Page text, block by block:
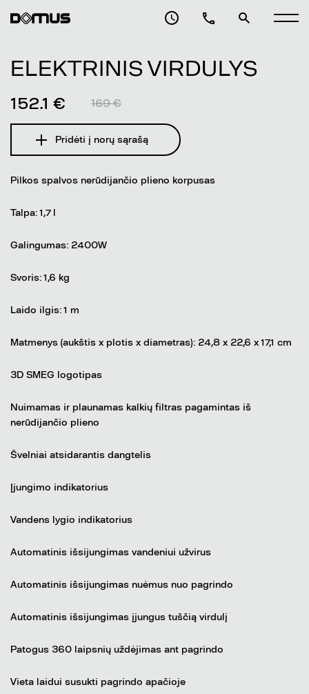
ELEKTRINIS VIRDULYS
152.1 € 169 €
Pridėti į norų sąrašą
Pilkos spalvos nerūdijančio plieno korpusas
Talpa: 1,7 l
Galingumas: 2400W
Svoris: 1,6 kg
Laido ilgis: 1 m
Matmenys (aukštis x plotis x diametras): 24,8 x 22,6 x 17,1 cm
3D SMEG logotipas
Nuimamas ir plaunamas kalkių filtras pagamintas iš
nerūdijančio plieno
Švelniai atsidarantis dangtelis
Įjungimo indikatorius
Vandens lygio indikatorius
Automatinis išsijungimas vandeniui užvirus
Automatinis išsijungimas nuėmus nuo pagrindo
Automatinis išsijungimas įjungus tuščią virdulį
Patogus 360 laipsnių uždėjimas ant pagrindo
Vieta laidui susukti pagrindo apačioje